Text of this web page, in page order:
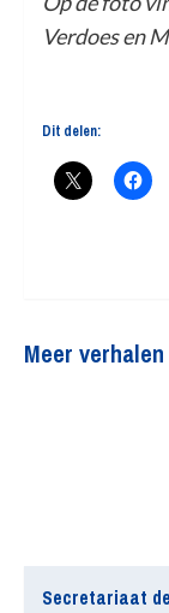
Verdoes en
Dit delen:
Meer verhalen
Secretariaat